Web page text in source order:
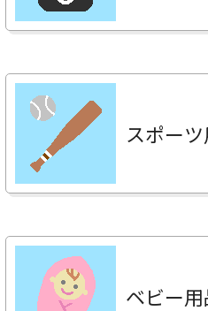
スポー
ベビー用